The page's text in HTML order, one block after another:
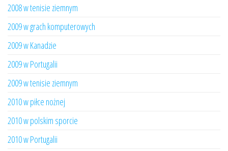
2008 w tenisie ziemnym
2009 w grach komputerowych
2009 w Kanadzie
2009 w Portugalii
2009 w tenisie ziemnym
2010 w piłce nożnej
2010 w polskim sporcie
2010 w Portugalii